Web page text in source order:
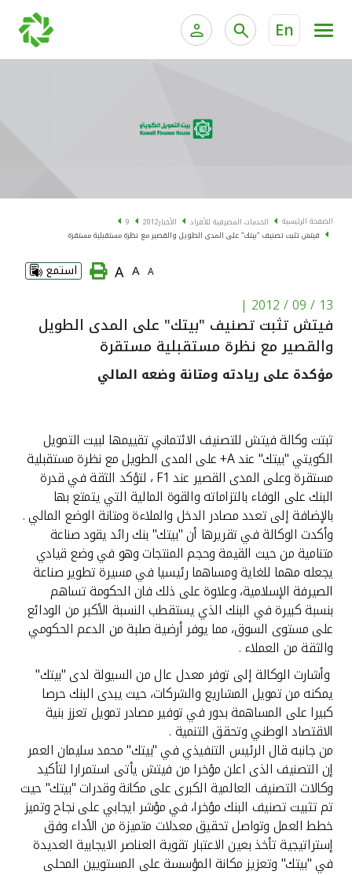
En
الخدمات المصرفية الإلكترونية للشركات
البطاقات
"برامج العملاء"
الاستثمار
القنوات المصرفية
خدمات ما بعد البيع
اتصل بنا
مواقع الفروع وأجهزة الصرف الآلي
ألمانيا
ماليزيا
تركيا
مصر
المملكة المتحدة
مملكة البحرين
الصفحة الرئيسية الخدمات المصرفية للأفراد الأخبار2012
9
فيتش تثبت تصنيف "بيتك" على المدى الطويل والقصير مع نظرة مستقبلية مستقرة
A
A
A استمع
13 / 09 / 2012
|
فيتش تثبت تصنيف "بيتك" على المدى الطويل
والقصير مع نظرة مستقبلية مستقرة
مؤكدة على ريادته ومتانة وضعه المالي
ثبتت وكالة فيتش للتصنيف الائتماني تقييمها لبيت التمويل
الكويتي "بيتك" عند A+ على المدى الطويل مع نظرة مستقبلية
مستقرة وعلى المدى القصير عند F1 ، لتؤكد الثقة في قدرة
البنك على الوفاء بالتزاماته والقوة المالية التي يتمتع بها
بالإضافة إلى تعدد مصادر الدخل والملاءة ومتانة الوضع المالي .
وأكدت الوكالة في تقريرها أن "بيتك" بنك رائد يقود صناعة
متنامية من حيث القيمة وحجم المنتجات وهو في وضع قيادي
يجعله مهما للغاية ومساهما رئيسيا في مسيرة تطوير صناعة
الصيرفة الإسلامية، وعلاوة على ذلك فان الحكومة تساهم
بنسبة كبيرة في البنك الذي يستقطب النسبة الأكبر من الودائع
على مستوى السوق، مما يوفر أرضية صلبة من الدعم الحكومي
والثقة من العملاء .
وأشارت الوكالة إلى توفر معدل عال من السيولة لدى "بيتك"
يمكنه من تمويل المشاريع والشركات، حيث يبدى البنك حرصا
كبيرا على المساهمة بدور في توفير مصادر تمويل تعزز بنية
الاقتصاد الوطني وتحقق التنمية .
من جانبه قال الرئيس التنفيذي في "بيتك" محمد سليمان العمر
إن التصنيف الذى اعلن مؤخرا من فيتش يأتى استمرارا لتأكيد
وكالات التصنيف العالمية الكبرى على مكانة وقدرات "بيتك" حيث
تم تثبيت تصنيف البنك مؤخرا، في مؤشر ايجابي على نجاح وتميز
خطط العمل وتواصل تحقيق معدلات متميزة من الأداء وفق
إستراتيجية تأخذ بعين الاعتبار تقوية العناصر الايجابية العديدة
في "بيتك" وتعزيز مكانة المؤسسة على المستويين المحلى